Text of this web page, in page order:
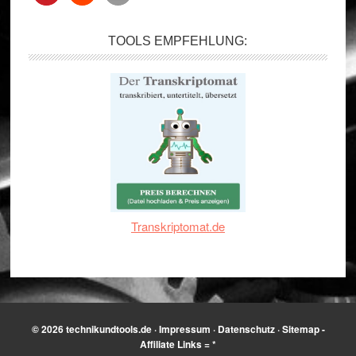
TOOLS EMPFEHLUNG:
Transkriptomat.de
© 2026technikundtools.de·Impressum · Datenschutz·Sitemap-
Affiliate Links = *